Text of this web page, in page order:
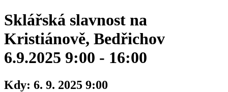
Sklářská slavnost na
Kristiánově, Bedřichov
6.9.2025 9:00 - 16:00
Kdy: 6. 9. 2025 9:00